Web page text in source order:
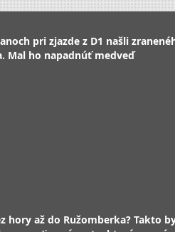
pri zjazde z D1 našli
Mal ho napadnúť medveď
hory až do Ružomberka? Takto